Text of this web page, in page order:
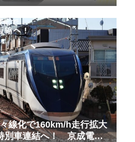
線化で160km/h走行拡大
別車連結へ！ 京成電鉄